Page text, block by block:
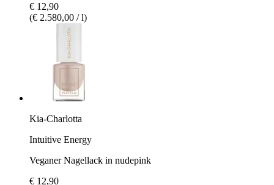
€ 12,90
(€ 2.580,00 / l)
Kia-Charlotta
Intuitive Energy
Veganer Nagellack in nudepink
€ 12,90